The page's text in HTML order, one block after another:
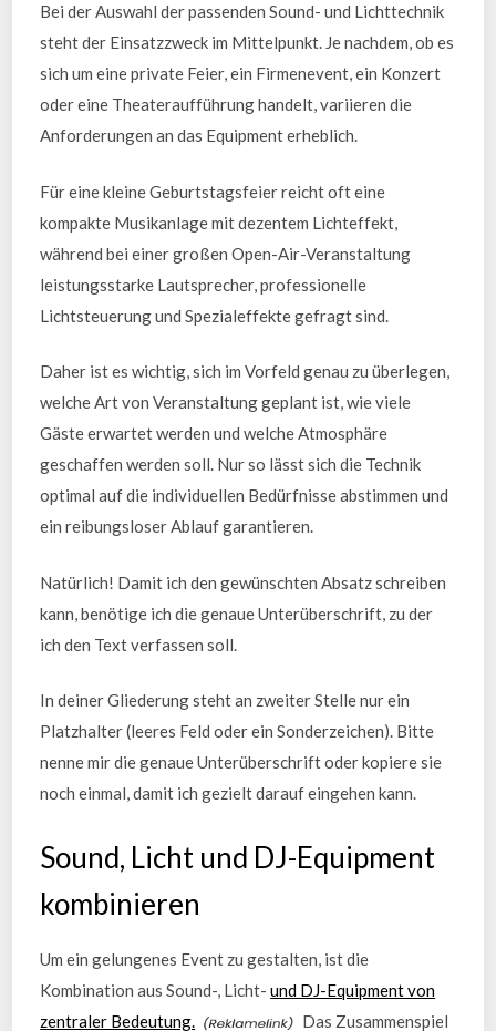
Bei der Auswahl der passenden Sound- und Lichttechnik
steht der Einsatzzweck im Mittelpunkt. Je nachdem, ob es
sich um eine private Feier, ein Firmenevent, ein Konzert
oder eine Theateraufführung handelt, variieren die
Anforderungen an das Equipment erheblich.
Für eine kleine Geburtstagsfeier reicht oft eine
kompakte Musikanlage mit dezentem Lichteffekt,
während bei einer großen Open-Air-Veranstaltung
leistungsstarke Lautsprecher, professionelle
Lichtsteuerung und Spezialeffekte gefragt sind.
Daher ist es wichtig, sich im Vorfeld genau zu überlegen,
welche Art von Veranstaltung geplant ist, wie viele
Gäste erwartet werden und welche Atmosphäre
geschaffen werden soll. Nur so lässt sich die Technik
optimal auf die individuellen Bedürfnisse abstimmen und
ein reibungsloser Ablauf garantieren.
Natürlich! Damit ich den gewünschten Absatz schreiben
kann, benötige ich die genaue Unterüberschrift, zu der
ich den Text verfassen soll.
In deiner Gliederung steht an zweiter Stelle nur ein
Platzhalter (leeres Feld oder ein Sonderzeichen). Bitte
nenne mir die genaue Unterüberschrift oder kopiere sie
noch einmal, damit ich gezielt darauf eingehen kann.
Sound, Licht und DJ-Equipment
kombinieren
Um ein gelungenes Event zu gestalten, ist die
Kombination aus Sound-, Licht-und DJ-Equipment von
zentraler Bedeutung.
Das Zusammenspiel